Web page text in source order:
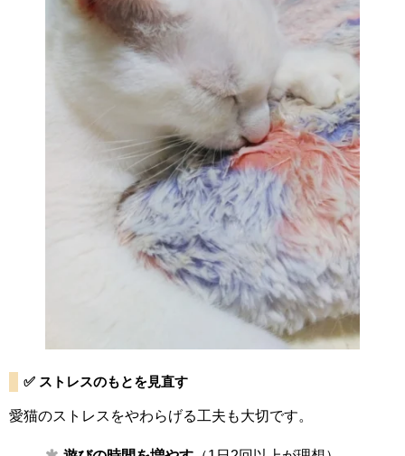
✅ ストレスのもとを見直す
愛猫のストレスをやわらげる工夫も大切です。